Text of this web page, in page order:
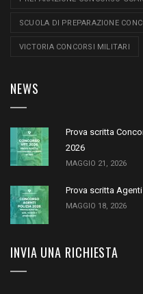
SCUOLA DI PREPARAZIONE
VICTORIA CONCORSI MILITARI
NEWS
Prova scritta
2026
MAGGIO 21, 2026
Prova scritta
MAGGIO 18, 2026
INVIA UNA RICHIESTA